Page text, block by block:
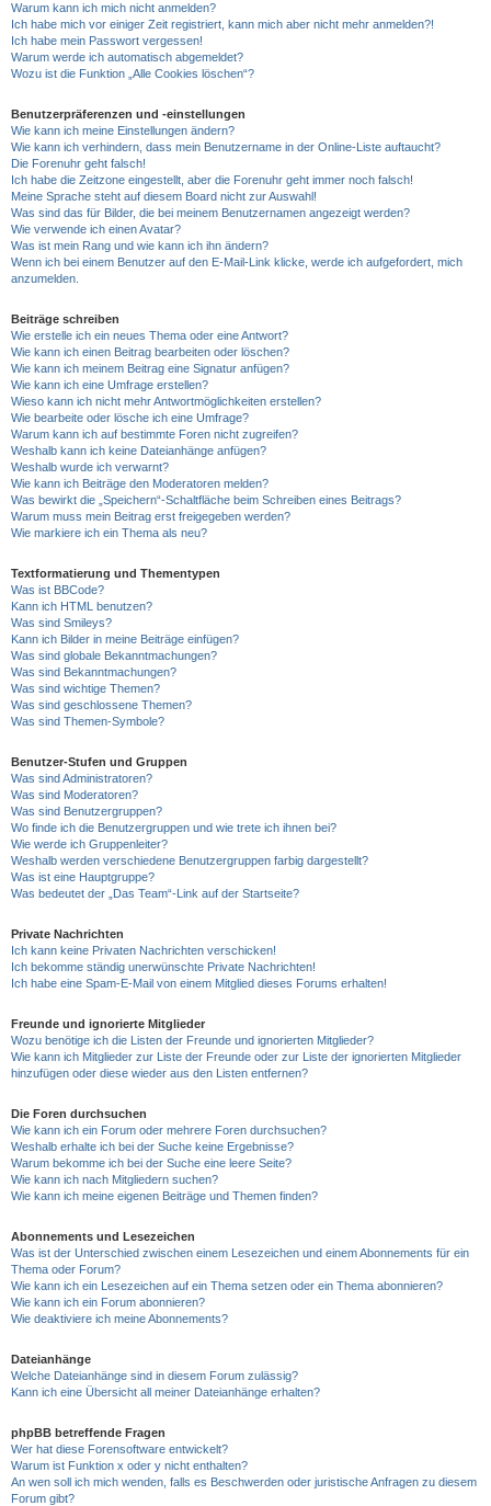
Warum kann ich mich nicht anmelden?
Ich habe mich vor einiger Zeit registriert, kann mich aber nicht mehr anmelden?!
Ich habe mein Passwort vergessen!
Warum werde ich automatisch abgemeldet?
Wozu ist die Funktion „Alle Cookies löschen“?
Benutzerpräferenzen und -einstellungen
Wie kann ich meine Einstellungen ändern?
Wie kann ich verhindern, dass mein Benutzername in der Online-Liste auftaucht?
Die Forenuhr geht falsch!
Ich habe die Zeitzone eingestellt, aber die Forenuhr geht immer noch falsch!
Meine Sprache steht auf diesem Board nicht zur Auswahl!
Was sind das für Bilder, die bei meinem Benutzernamen angezeigt werden?
Wie verwende ich einen Avatar?
Was ist mein Rang und wie kann ich ihn ändern?
Wenn ich bei einem Benutzer auf den E-Mail-Link klicke, werde ich aufgefordert, mich
anzumelden.
Beiträge schreiben
Wie erstelle ich ein neues Thema oder eine Antwort?
Wie kann ich einen Beitrag bearbeiten oder löschen?
Wie kann ich meinem Beitrag eine Signatur anfügen?
Wie kann ich eine Umfrage erstellen?
Wieso kann ich nicht mehr Antwortmöglichkeiten erstellen?
Wie bearbeite oder lösche ich eine Umfrage?
Warum kann ich auf bestimmte Foren nicht zugreifen?
Weshalb kann ich keine Dateianhänge anfügen?
Weshalb wurde ich verwarnt?
Wie kann ich Beiträge den Moderatoren melden?
Was bewirkt die „Speichern“-Schaltfläche beim Schreiben eines Beitrags?
Warum muss mein Beitrag erst freigegeben werden?
Wie markiere ich ein Thema als neu?
Textformatierung und Thementypen
Was ist BBCode?
Kann ich HTML benutzen?
Was sind Smileys?
Kann ich Bilder in meine Beiträge einfügen?
Was sind globale Bekanntmachungen?
Was sind Bekanntmachungen?
Was sind wichtige Themen?
Was sind geschlossene Themen?
Was sind Themen-Symbole?
Benutzer-Stufen und Gruppen
Was sind Administratoren?
Was sind Moderatoren?
Was sind Benutzergruppen?
Wo finde ich die Benutzergruppen und wie trete ich ihnen bei?
Wie werde ich Gruppenleiter?
Weshalb werden verschiedene Benutzergruppen farbig dargestellt?
Was ist eine Hauptgruppe?
Was bedeutet der „Das Team“-Link auf der Startseite?
Private Nachrichten
Ich kann keine Privaten Nachrichten verschicken!
Ich bekomme ständig unerwünschte Private Nachrichten!
Ich habe eine Spam-E-Mail von einem Mitglied dieses Forums erhalten!
Freunde und ignorierte Mitglieder
Wozu benötige ich die Listen der Freunde und ignorierten Mitglieder?
Wie kann ich Mitglieder zur Liste der Freunde oder zur Liste der ignorierten Mitglieder
hinzufügen oder diese wieder aus den Listen entfernen?
Die Foren durchsuchen
Wie kann ich ein Forum oder mehrere Foren durchsuchen?
Weshalb erhalte ich bei der Suche keine Ergebnisse?
Warum bekomme ich bei der Suche eine leere Seite?
Wie kann ich nach Mitgliedern suchen?
Wie kann ich meine eigenen Beiträge und Themen finden?
Abonnements und Lesezeichen
Was ist der Unterschied zwischen einem Lesezeichen und einem Abonnements für ein
Thema oder Forum?
Wie kann ich ein Lesezeichen auf ein Thema setzen oder ein Thema abonnieren?
Wie kann ich ein Forum abonnieren?
Wie deaktiviere ich meine Abonnements?
Dateianhänge
Welche Dateianhänge sind in diesem Forum zulässig?
Kann ich eine Übersicht all meiner Dateianhänge erhalten?
phpBB betreffende Fragen
Wer hat diese Forensoftware entwickelt?
Warum ist Funktion x oder y nicht enthalten?
An wen soll ich mich wenden, falls es Beschwerden oder juristische Anfragen zu diesem
Forum gibt?